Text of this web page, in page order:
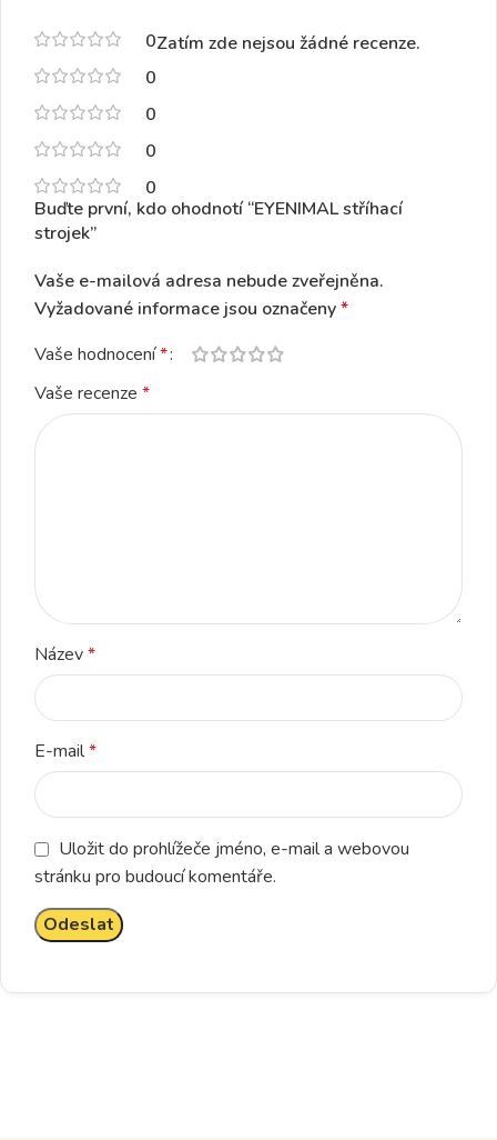
0
0
0
0
0
Zatím zde nejsou žádné recenze.
Buďte první, kdo ohodnotí “EYENIMAL stříhací
strojek”
Vaše e-mailová adresa nebude zveřejněna.
Vyžadované informace jsou označeny*
Vaše hodnocení*
Vaše recenze *
Název*
E-mail*
Uložit do prohlížeče jméno, e-mail a webovou
stránku pro budoucí komentáře.